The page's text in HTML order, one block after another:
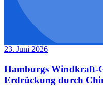
23. Juni 2026
Hamburgs Windkraft-
Erdrückung durch